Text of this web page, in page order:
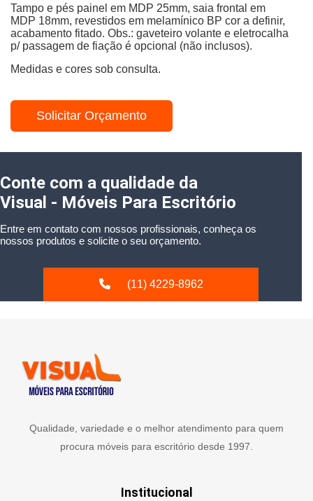
Tampo e pés painel em MDP 25mm, saia frontal em
MDP 18mm, revestidos em melamínico BP cor a definir,
acabamento fitado. Obs.: gaveteiro volante e eletrocalha
p/ passagem de fiação é opcional (não inclusos).
Medidas e cores sob consulta.
Solicitar Orçamento
Conte com a qualidade da
Visual - Móveis Para Escritório
Entre em contato com nossos profissionais, conheça os
nossos produtos e solicite o seu orçamento.
(11) 4229-8962
Qualidade, variedade e o melhor atendimento para quem
procura móveis para escritório desde 1997.
Institucional